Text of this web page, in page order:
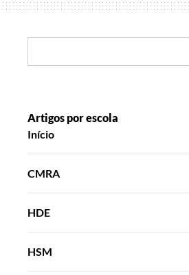
Artigos por escola
Início
CMRA
HDE
HSM